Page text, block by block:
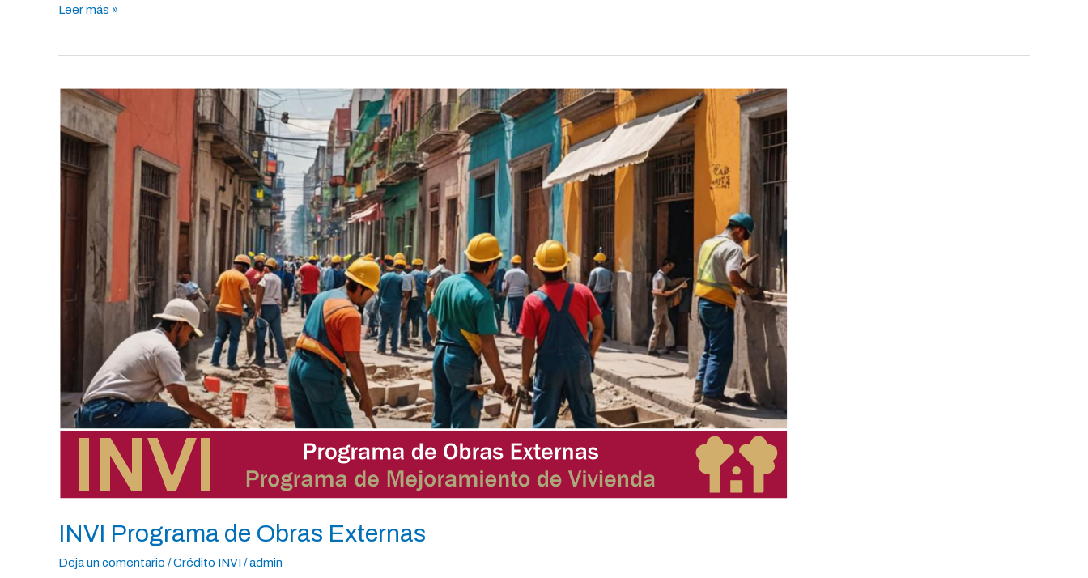
Leer más »
INVI Programa de Obras Externas
Deja un comentario /Crédito INVI/admin
INVI
Programa
de
Obras
Externas